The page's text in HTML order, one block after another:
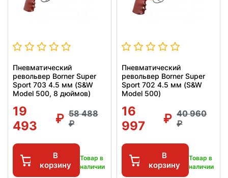
Пневматический
револьвер Borner Super
Sport 703 4.5 мм (S&W
Model 500, 8 дюймов)
19
493
58 488
В
корзину
Товар в
наличии
Пневматический
револьвер Borner Super
Sport 702 4.5 мм (S&W
Model 500)
16
997
40 960
В
корзину
Товар в
наличии